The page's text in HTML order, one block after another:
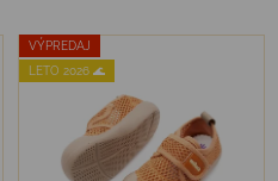
VÝPREDAJ
LETO 2026 🌊